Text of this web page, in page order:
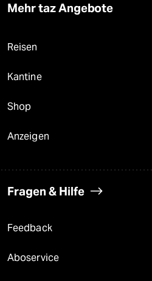
Mehr taz Angebote
Reisen
Kantine
Shop
Anzeigen
Fragen & Hilfe
Feedback
Aboservice